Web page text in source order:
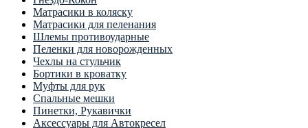
Матрасики в коляску
Матрасики для пеленания
Шлемы противоударные
Пеленки для новорожденных
Чехлы на стульчик
Бортики в кроватку
Муфты для рук
Спальные мешки
Пинетки, Рукавички
Аксессуары для Автокресел